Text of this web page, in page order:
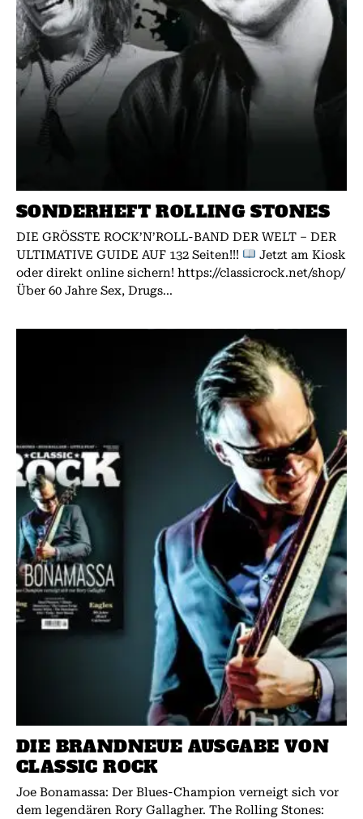
SONDERHEFT ROLLING STONES
DIE GRÖSSTE ROCK’N’ROLL-BAND DER WELT – DER
ULTIMATIVE GUIDE AUF 132 Seiten!!!
Jetzt am Kiosk
oder direkt online sichern! https://classicrock.net/shop/
Über 60 Jahre Sex, Drugs...
DIE BRANDNEUE AUSGABE VON
CLASSIC ROCK
Joe Bonamassa: Der Blues-Champion verneigt sich vor
dem legendären Rory Gallagher. The Rolling Stones: